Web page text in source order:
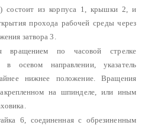
состоит из корпуса 1, крышки 2, и
прохода рабочей среды через
затвора 3.
вращением по часовой стрелке
в осевом направлении, указатель
нижнее положение. Вращения
на шпинделе, или иным
6, соединенная с обрезиненным